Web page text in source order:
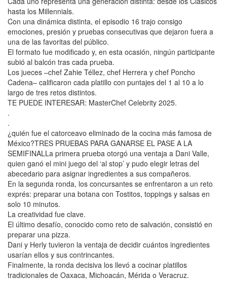
hasta los Millennials.
Con una dinámica distinta, el episodio 16 trajo consigo
emociones, presión y pruebas consecutivas que dejaron fuera a
una de las favoritas del público.
El formato fue modificado y, en esta ocasión, ningún participante
subió al balcón tras cada prueba.
Los jueces –chef Zahie Téllez, chef Herrera y chef Poncho
Cadena– calificaron cada platillo con puntajes del 1 al 10 a lo
largo de tres retos distintos.
TE PUEDE INTERESAR: MasterChef Celebrity 2025.
.
.
¿quién fue el catorceavo eliminado de la cocina más famosa de
México?TRES PRUEBAS PARA GANARSE EL PASE A LA
SEMIFINALLa primera prueba otorgó una ventaja a Dani Valle,
quien ganó el mini juego del ‘al stop’ y pudo elegir letras del
abecedario para asignar ingredientes a sus compañeros.
En la segunda ronda, los concursantes se enfrentaron a un reto
exprés: preparar una botana con Tostitos, toppings y salsas en
solo 10 minutos.
La creatividad fue clave.
El último desafío, conocido como reto de salvación, consistió en
preparar una pizza.
Dani y Herly tuvieron la ventaja de decidir cuántos ingredientes
usarían ellos y sus contrincantes.
Finalmente, la ronda decisiva los llevó a cocinar platillos
tradicionales de Oaxaca, Michoacán, Mérida o Veracruz.